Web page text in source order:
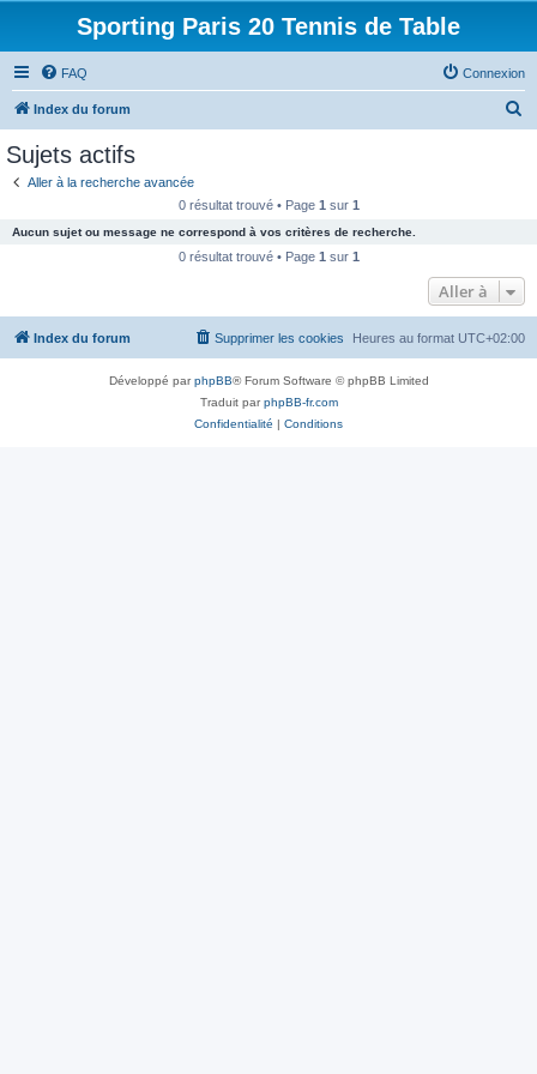
Sporting Paris 20 Tennis de Table
FAQ Connexion
Index du forum
c
e
Sujets actifs
Aller à la recherche avancée
0 résultat trouvé • Page 1 sur 1
Aucun sujet ou message ne correspond à vos critères de recherche.
0 résultat trouvé • Page 1 sur 1
Aller à
Index du forum Heures au format UTC+02:00
Supprimer les cookies
Développé parphpBB® Forum Software © phpBB Limited
Traduit parphpBB-fr.com
Confidentialité | Conditions